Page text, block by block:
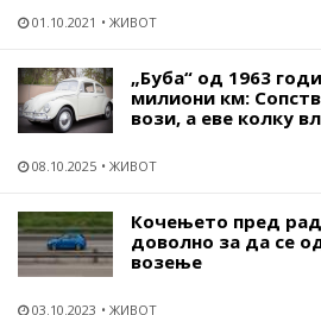
01.10.2021 ЖИВОТ
„Буба“ од 1963
милиони км:
вози, а еве колку
08.10.2025 ЖИВОТ
Кочењето пред
доволно за да се
возење
03.10.2023 ЖИВОТ